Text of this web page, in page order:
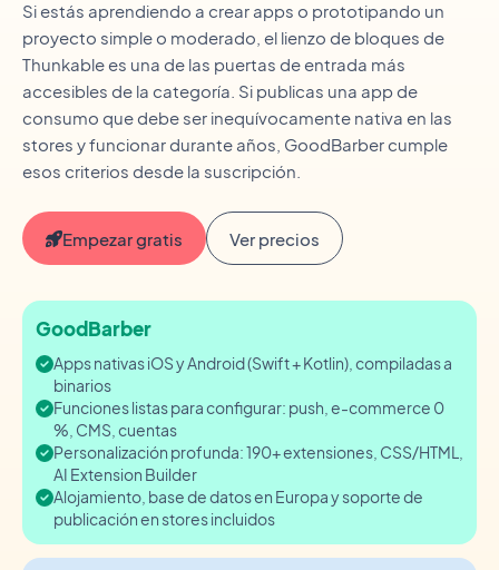
Si estás aprendiendo a crear apps o prototipando un
proyecto simple o moderado, el lienzo de bloques de
Thunkable es una de las puertas de entrada más
accesibles de la categoría. Si publicas una app de
consumo que debe ser inequívocamente nativa en las
stores y funcionar durante años, GoodBarber cumple
esos criterios desde la suscripción.
Empezar gratis Ver precios
GoodBarber
Apps nativas iOS y Android (Swift + Kotlin), compiladas a
binarios
Funciones listas para configurar: push, e-commerce 0
%, CMS, cuentas
Personalización profunda: 190+ extensiones, CSS/HTML,
AI Extension Builder
Alojamiento, base de datos en Europa y soporte de
publicación en stores incluidos